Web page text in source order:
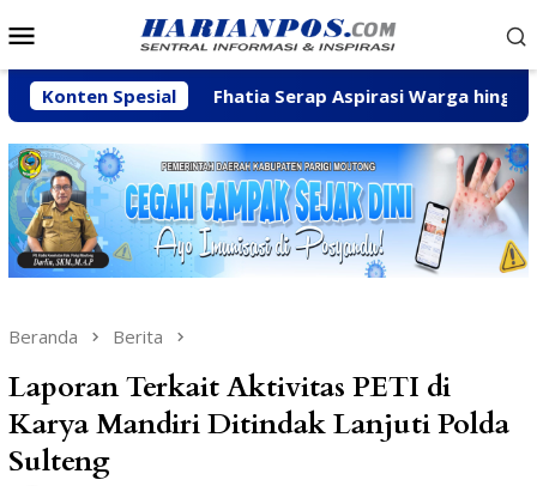
ke
Mobile
Konten Spesial
Fhatia Serap Aspirasi Warga hingga Bantu
Beranda Berita
Laporan Terkait Aktivitas PETI di
Karya Mandiri Ditindak Lanjuti Polda
Sulteng